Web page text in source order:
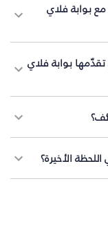
بوابة فلاي
بوابة فلاي
الأخيرة؟